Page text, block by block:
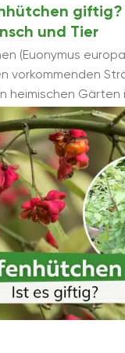
giftig?
und Tier
(Euonymus
vorkommenden
heimischen Gärten
als eine